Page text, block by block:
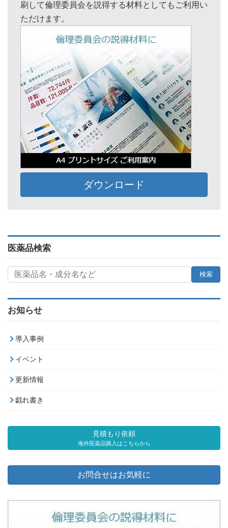
刷して倫理委員会を説得する材料としてもご利用い
ただけます。
ダウンロード
医薬品検索
お知らせ
導入事例
イベント
更新情報
戯れ書き
見積もり依頼
海外医薬品購入はこちらから
お問合せはお気軽に